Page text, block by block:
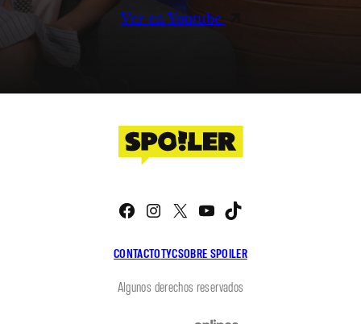
Ver en Youtube
CONTACTOTYCSOBRE SPOILER
Facebook
Instagram
X YouTube
Algunos derechos reservados